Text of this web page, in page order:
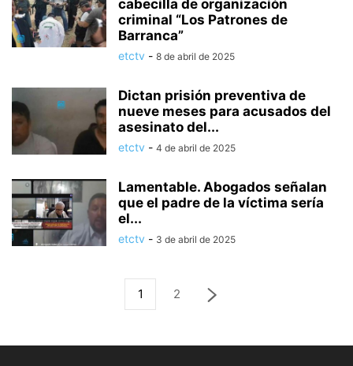
cabecilla de organización
criminal “Los Patrones de
Barranca”
etctv - 8 de abril de 2025
Dictan prisión preventiva de
nueve meses para acusados del
asesinato del...
etctv - 4 de abril de 2025
Lamentable. Abogados señalan
que el padre de la víctima sería
el...
etctv - 3 de abril de 2025
1 2